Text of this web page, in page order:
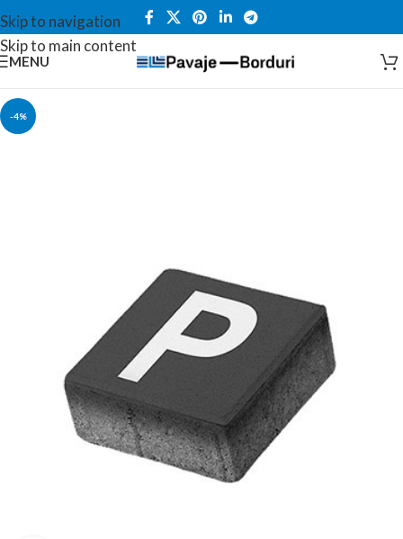
Skip to navigation
Skip to main content
MENU
-4%